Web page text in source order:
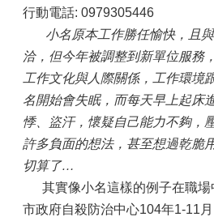
行動電話: 0979305446
小名原本工作勝任愉快，且
洽，但今年被調整到新單位服務
工作文化與人際關係，工作環境
名開始會失眠，而每天早上起床
悸、盜汗，懷疑自己能力不夠，
許多負面的想法，甚至想過乾脆
切算了…
其實像小名這樣的例子在職
市政府自殺防治中心104年1-11